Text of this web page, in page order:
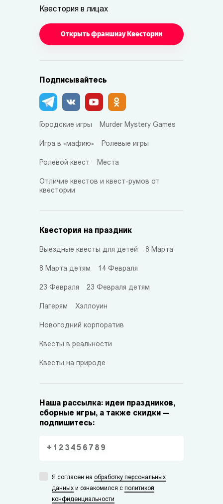
Квестория в лицах
Открыть франшизу Квестории
Подписывайтесь
Городские игры Murder Mystery Games
Игра в «мафию» Ролевые игры
Ролевой квест Места
Отличие квестов и квест-румов от
квестории
Квестория на праздник
Выездные квесты для детей 8 Марта
8 Марта детям 14 Февраля
23 Февраля 23 Февраля детям
Лагерям Хэллоуин
Новогодний корпоратив
Квесты в реальности
Квесты на природе
Наша рассылка: идеи праздников,
сборные игры, а также скидки —
подпишитесь:
Я согласен на обработку персональных
данных и ознакомился с политикой
конфиденциальности